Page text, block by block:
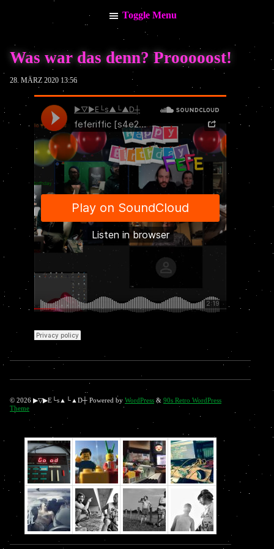
Toggle Menu
Info
My Calendar
News
Stream / Video
Impressum
Datenschutzerklärung
Keine kommenden Termine vorhanden.
Was war das denn? Prooooost!
28. MÄRZ 2020 13:56
© 2026 ▶▽▶E└s▲└▲D┼ Powered by WordPress & 90s Retro WordPress
Theme